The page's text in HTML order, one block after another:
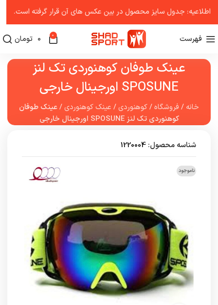
فهرست 0
0 تومان
عینک طوفان کوهنوردی تک لنز
SPOSUNE اورجینال خارجی
خانه /فروشگاه/کوهنوردی/ عینک کوهنوردی/عینک طوفان
کوهنوردی تک لنز SPOSUNE اورجینال خارجی
شناسه محصول: 1220004
ناموجود
اطلاعیه: جدول سایز محصول در بین عکس ‌های آن قرار گرفته است.